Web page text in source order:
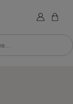
à l'accueil du site
×